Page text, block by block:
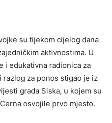
su tijekom cijelog dana
aktivnostima. U
i edukativna radionica za
za ponos stigao je iz
grada Siska, u kojem su
osvojile prvo mjesto.